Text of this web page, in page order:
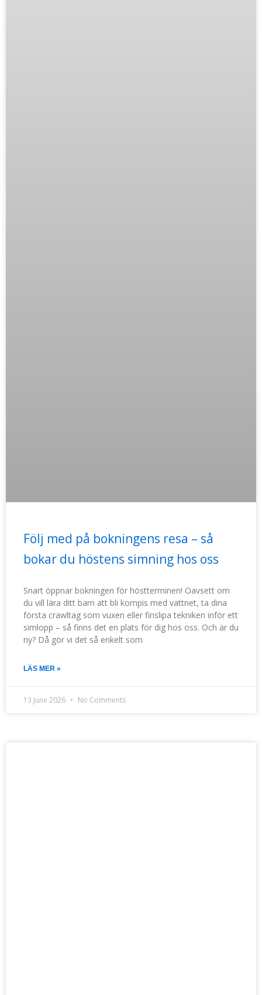
Följ med på bokningens resa – så
bokar du höstens simning hos oss
Snart öppnar bokningen för höstterminen! Oavsett om
du vill lära ditt barn att bli kompis med vattnet, ta dina
första crawltag som vuxen eller finslipa tekniken inför ett
simlopp – så finns det en plats för dig hos oss. Och är du
ny? Då gör vi det så enkelt som
LÄS MER »
13 June 2026 No Comments